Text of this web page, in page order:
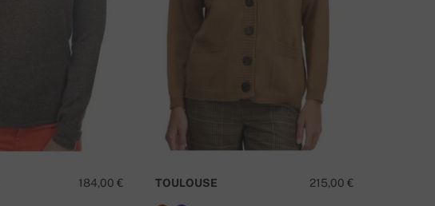
184,00 € 215,00 €
TOULOUSE